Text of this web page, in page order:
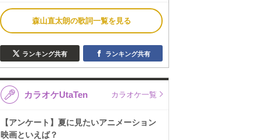
森山直太朗の歌詞一覧を見る
ランキング共有 ランキング共有
カラオケUtaTen カラオケ一覧
【アンケート】夏に見たいアニメーション
映画といえば？